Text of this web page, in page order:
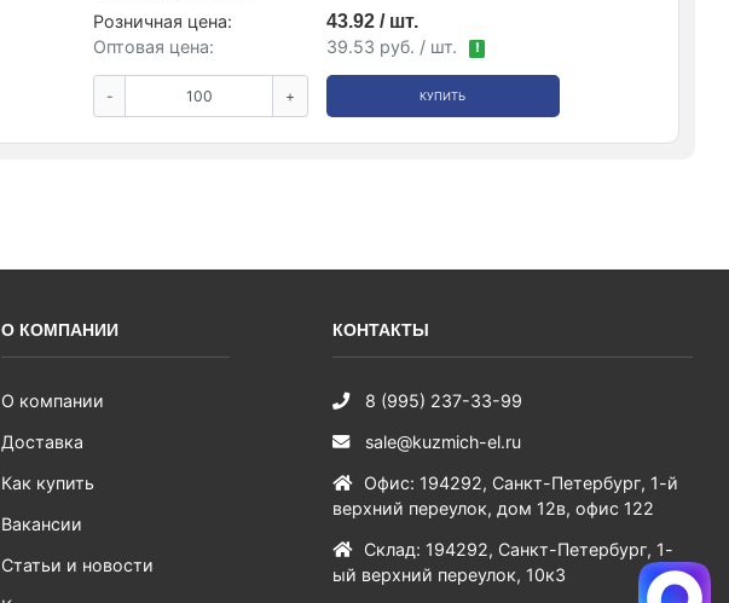
Розничная цена:
43.92 / шт.
Оптовая цена:
39.53 руб. / шт. !
- + КУПИТЬ
О КОМПАНИИ
О компании
Доставка
Как купить
Вакансии
Статьи и новости
КОНТАКТЫ
8 (995) 237-33-99
sale@kuzmich-el.ru
Офис: 194292, Санкт-Петербург, 1-й
верхний переулок, дом 12в, офис 122
Склад: 194292, Санкт-Петербург, 1-
ый верхний переулок, 10к3